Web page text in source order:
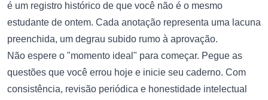
é um registro histórico de que você não é o mesmo
estudante de ontem. Cada anotação representa uma lacuna
preenchida, um degrau subido rumo à aprovação.
Não espere o "momento ideal" para começar. Pegue as
questões que você errou hoje e inicie seu caderno. Com
consistência, revisão periódica e honestidade intelectual